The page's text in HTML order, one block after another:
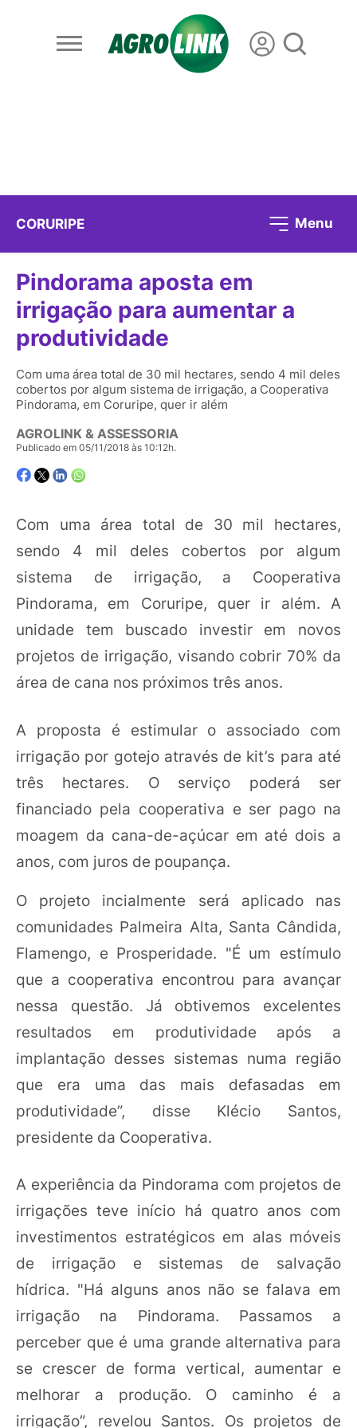
CORURIPE Menu
Pindorama aposta em
irrigação para aumentar a
produtividade
Com uma área total de 30 mil hectares, sendo 4 mil deles
cobertos por algum sistema de irrigação, a Cooperativa
Pindorama, em Coruripe, quer ir além
AGROLINK & ASSESSORIA
Publicado em 05/11/2018 às 10:12h.
Com uma área total de 30 mil hectares,
sendo 4 mil deles cobertos por algum
sistema de irrigação, a Cooperativa
Pindorama, em Coruripe, quer ir além. A
unidade tem buscado investir em novos
projetos de irrigação, visando cobrir 70% da
área de cana nos próximos três anos.
A proposta é estimular o associado com
irrigação por gotejo através de kit’s para até
três hectares. O serviço poderá ser
financiado pela cooperativa e ser pago na
moagem da cana-de-açúcar em até dois a
anos, com juros de poupança.
O projeto incialmente será aplicado nas
comunidades Palmeira Alta, Santa Cândida,
Flamengo, e Prosperidade. "É um estímulo
que a cooperativa encontrou para avançar
nessa questão. Já obtivemos excelentes
resultados em produtividade após a
implantação desses sistemas numa região
que era uma das mais defasadas em
produtividade”, disse Klécio Santos,
presidente da Cooperativa.
A experiência da Pindorama com projetos de
irrigações teve início há quatro anos com
investimentos estratégicos em alas móveis
de irrigação e sistemas de salvação
hídrica. "Há alguns anos não se falava em
irrigação na Pindorama. Passamos a
perceber que é uma grande alternativa para
se crescer de forma vertical, aumentar e
melhorar a produção. O caminho é a
irrigação”, revelou Santos. Os projetos de